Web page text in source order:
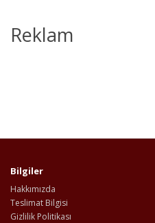
Reklam
Bilgiler
Hakkımızda
Teslimat Bilgisi
Gizlilik Politikası